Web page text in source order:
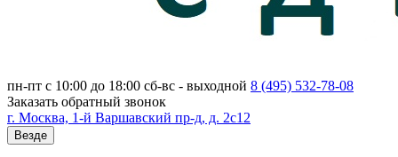
пн-пт с 10:00 до 18:00 сб-вс - выходной 8 (495) 532-78-08
Заказать обратный звонок
г. Москва, 1-й Варшавский пр-д, д. 2с12
Везде